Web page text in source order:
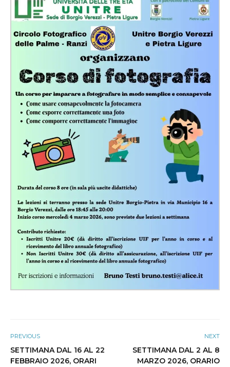
PREVIOUS
SETTIMANA DAL 16 AL 22
FEBBRAIO 2026, ORARI
NEXT
SETTIMANA DAL 2 AL 8
MARZO 2026, ORARIO